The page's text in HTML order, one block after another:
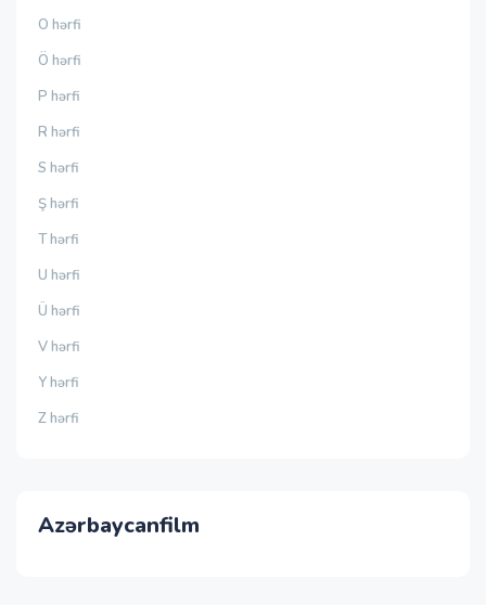
O hərfi
Ö hərfi
P hərfi
R hərfi
S hərfi
Ş hərfi
T hərfi
U hərfi
Ü hərfi
V hərfi
Y hərfi
Z hərfi
Azərbaycanfilm